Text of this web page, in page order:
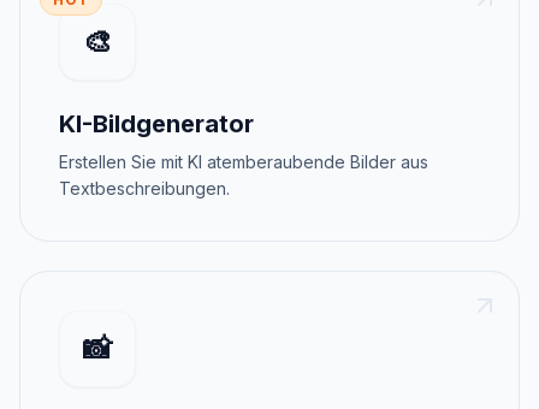
🎨
KI-Bildgenerator
Erstellen Sie mit KI atemberaubende Bilder aus
Textbeschreibungen.
📸